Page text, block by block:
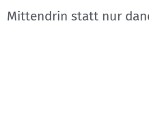
Mittendrin statt nur